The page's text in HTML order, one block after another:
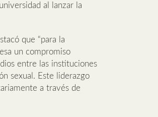
al lanzar la
que “para la
un compromiso
entre las instituciones
sexual. Este liderazgo
a través de